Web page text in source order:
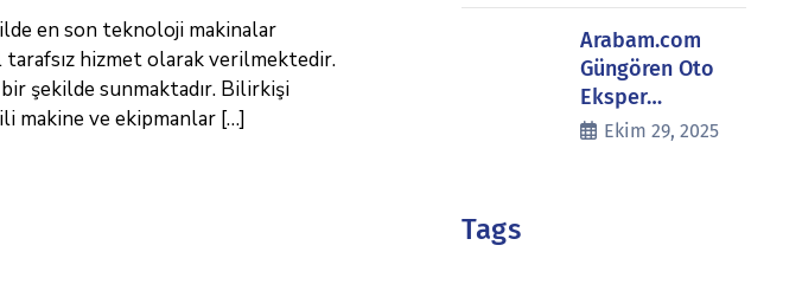
en son teknoloji makinalar
hizmet olarak verilmektedir.
şekilde sunmaktadır. Bilirkişi
makine ve ekipmanlar […]
Arabam.com
Güngören Oto
Eksper…
Ekim 29, 2025
Tags